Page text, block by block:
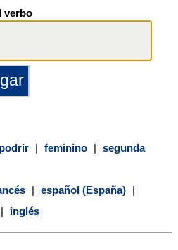
verbo
| feminino | segunda
| español (España) |
| inglés